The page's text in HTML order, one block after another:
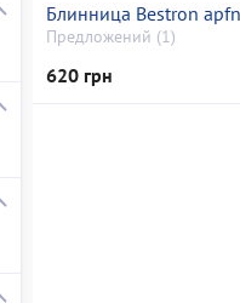
Блинница Bestron
Предложений (1)
620 грн